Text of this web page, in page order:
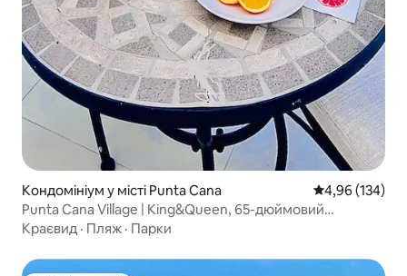
Кондомініум у місті Punta Cana Середня
4,96 (134)
Punta Cana Village | King&Queen, 65-дюймовий
телевізор, 2 хвилини PUJ
Краєвид · Пляж · Парки